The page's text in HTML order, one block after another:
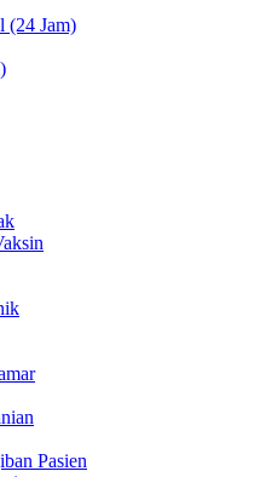
(24 Jam)
Pasien